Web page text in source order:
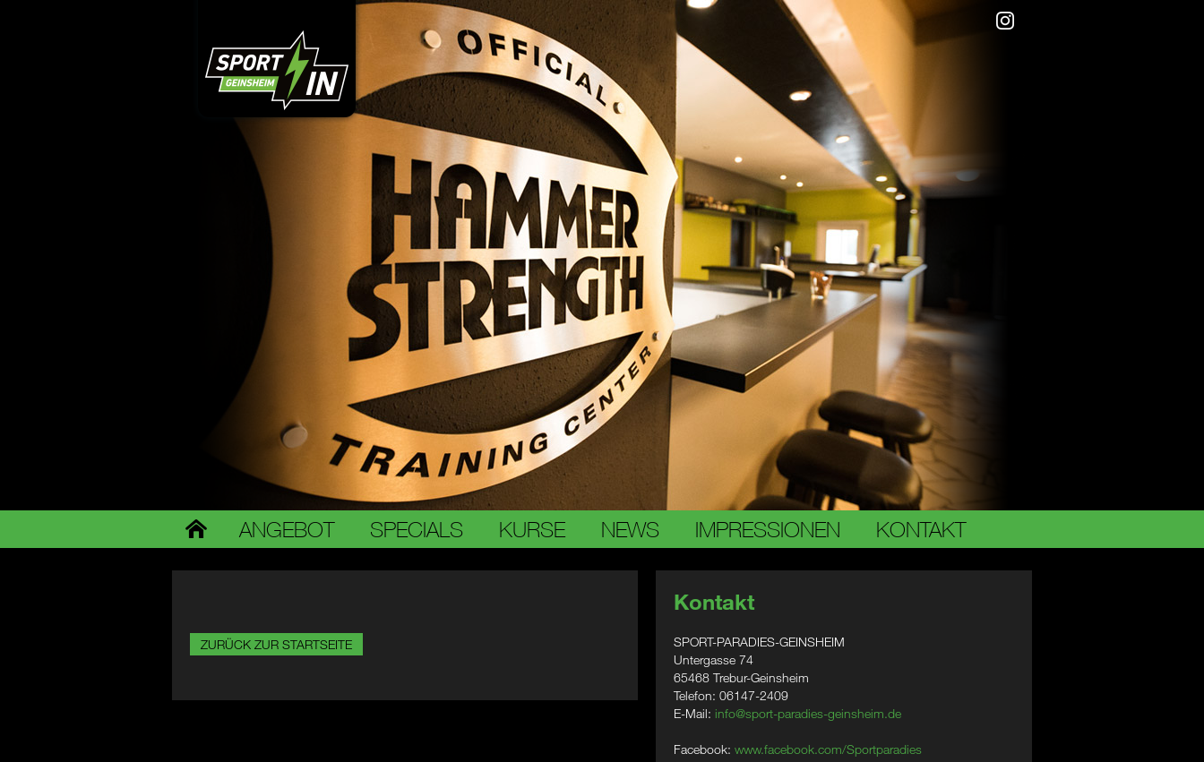
ANGEBOT SPECIALS KURSE NEWS IMPRESSIONEN KONTAKT
ZURÜCK ZUR STARTSEITE
Kontakt
SPORT-PARADIES-GEINSHEIM
Untergasse 74
65468 Trebur-Geinsheim
Telefon: 06147-2409
E-Mail: info@sport-paradies-geinsheim.de
Facebook: www.facebook.com/Sportparadies